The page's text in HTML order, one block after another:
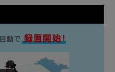
玄関を広い範囲で確認できる